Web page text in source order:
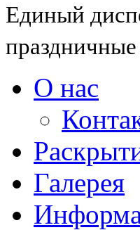
Единый
О нас
Галерея